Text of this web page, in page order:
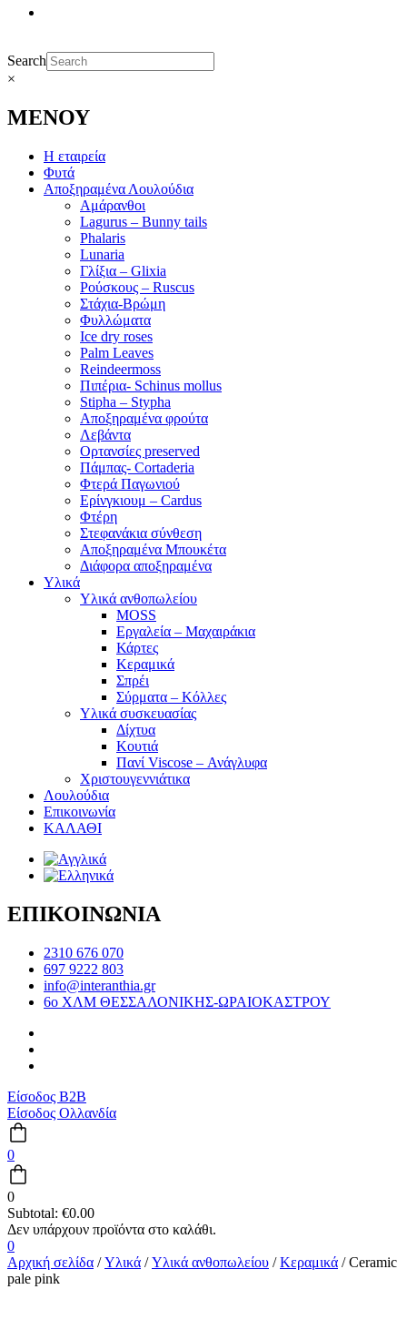
Search
×
ΜΕΝΟΥ
Η εταιρεία
Φυτά
Αποξηραμένα Λουλούδια
Αμάρανθοι
Lagurus – Bunny tails
Phalaris
Lunaria
Γλίξια – Glixia
Ρούσκους – Ruscus
Στάχια-Βρώμη
Φυλλώματα
Ice dry roses
Palm Leaves
Reindeermoss
Πιπέρια- Schinus mollus
Stipha – Stypha
Αποξηραμένα φρούτα
Λεβάντα
Ορτανσίες preserved
Πάμπας- Cortaderia
Φτερά Παγωνιού
Ερίνγκιουμ – Cardus
Φτέρη
Στεφανάκια σύνθεση
Αποξηραμένα Μπουκέτα
Διάφορα αποξηραμένα
Υλικά
Υλικά ανθοπωλείου
MOSS
Εργαλεία – Μαχαιράκια
Κάρτες
Κεραμικά
Σπρέι
Σύρματα – Κόλλες
Υλικά συσκευασίας
Δίχτυα
Κουτιά
Πανί Viscose – Ανάγλυφα
Χριστουγεννιάτικα
Λουλούδια
Επικοινωνία
ΚΑΛΑΘΙ
ΕΠΙΚΟΙΝΩΝΙΑ
2310 676 070
697 9222 803
info@interanthia.gr
6ο ΧΛΜ ΘΕΣΣΑΛΟΝΙΚΗΣ-ΩΡΑΙΟΚΑΣΤΡΟΥ
Είσοδος B2B
Είσοδος Ολλανδία
0
0
Subtotal: €0.00
0
Αρχική σελίδα /Υλικά /Υλικά ανθοπωλείου /Κεραμικά / Ceramic
pale pink